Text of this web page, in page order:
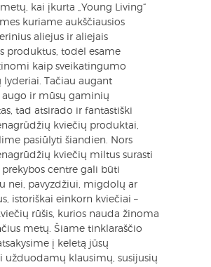
kai įkurta „Young Living“
kuriame aukščiausios
aliejus ir aliejais
produktus, todėl esame
kaip sveikatingumo
lyderiai. Tačiau augant
augo ir mūsų gaminių
tad atsirado ir fantastiški
kviečių produktai,
pasiūlyti šiandien. Nors
kviečių miltus surasti
centre gali būti
nei, pavyzdžiui, migdolų ar
istoriškai einkorn kviečiai –
rūšis, kurios nauda žinoma
metų. Šiame tinklaraščio
į keletą jūsų
užduodamų klausimų, susijusių